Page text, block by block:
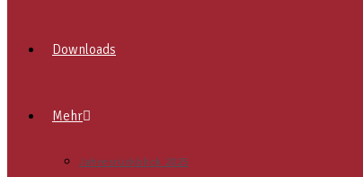
Downloads
Mehr
Jahresrückblick 2025